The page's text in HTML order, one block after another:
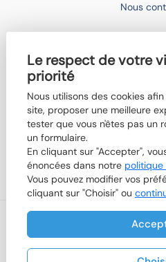
Le respect de votre
priorité
Nous utilisons des cookies
site, proposer une meilleure
tester que vous n'êtes pas un
un formulaire.
En cliquant sur "Accepter",
énoncées dans notre politique
Vous pouvez modifier vos
cliquant sur "Choisir" ou
Nous
Devenir
Qui
Mentions légales